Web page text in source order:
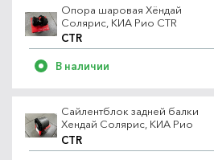
Опора шаровая Хёндай
Солярис, КИА Рио CTR
CTR
В наличии
Сайлентблок задней балки
Хендай Солярис, КИА Рио
CTR